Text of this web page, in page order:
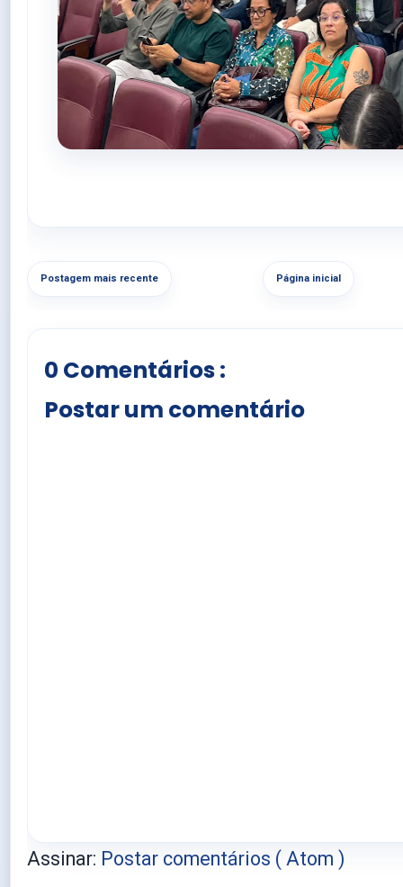
Postagem mais recente Página inicial
0 Comentários :
Postar um comentário
Assinar: Postar comentários ( Atom )